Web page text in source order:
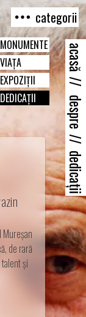
Mureşan
de rară
şi
categorii
MONUMENTE
VIAȚA
EXPOZIȚII
DEDICAȚII
acasă
//
despre
//
dedicații